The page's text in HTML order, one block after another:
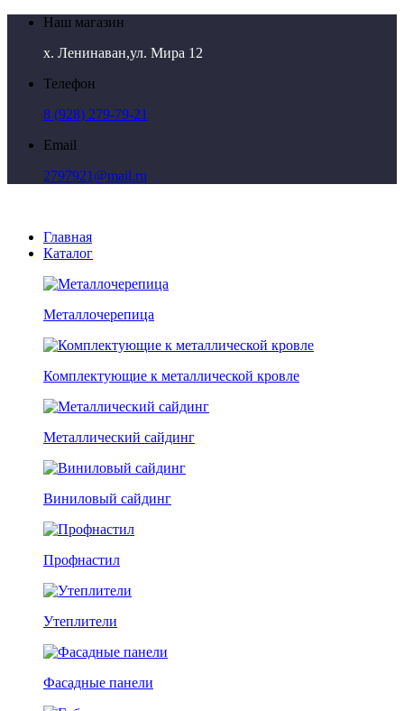
Наш магазин
х. Ленинаван,ул. Мира 12
Телефон
8 (928) 279-79-21
Email
2797921@mail.ru
Главная
Каталог
Металлочерепица
Комплектующие к металлической кровле
Металлический сайдинг
Виниловый сайдинг
Профнастил
Утеплители
Фасадные панели